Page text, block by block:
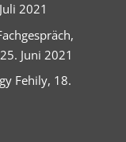
2021
Juni 2021
Fehily, 18.